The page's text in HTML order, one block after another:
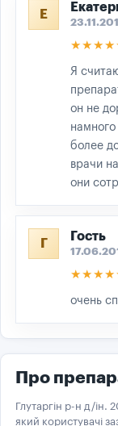
Е
Я
он не
более
врачи
они
Г
Гость
очень
Про
Глутаргін р-н д/ін.
який користувачі